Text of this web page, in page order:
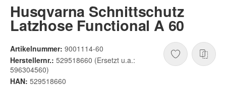
Husqvarna Schnittschutz
Latzhose Functional A 60
Artikelnummer: 9001114-60
Herstellernr.: 529518660 (Ersetzt u.a.:
596304560)
HAN: 529518660